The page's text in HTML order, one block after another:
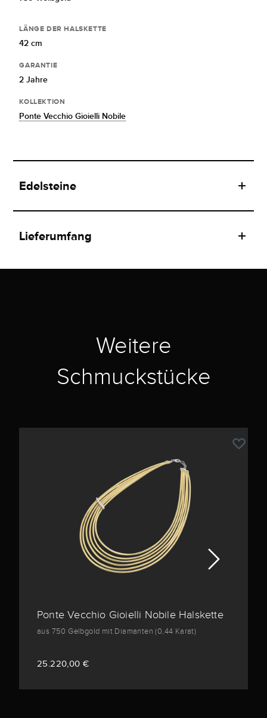
LÄNGE DER HALSKETTE
42 cm
GARANTIE
2 Jahre
KOLLEKTION
Ponte Vecchio Gioielli Nobile
Edelsteine
Lieferumfang
Weitere
Schmuckstücke
Ponte Vecchio Gioielli Nobile Halskette
aus 750 Gelbgold mit Diamanten (0,44 Karat)
25.220,00 €